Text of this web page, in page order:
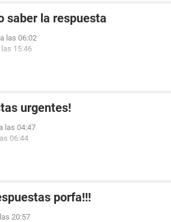
saber la respuesta
las 06:02
15:46
urgentes!
las 04:47
06:44
porfa!!!
20:57